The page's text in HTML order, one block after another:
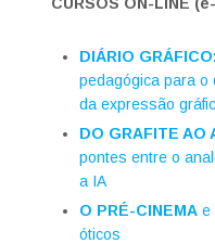
DIÁRIO
pedagógica para o
da expressão
DO GRAFITE AO
pontes entre o
a IA
O PRÉ-CINEMA e
óticos